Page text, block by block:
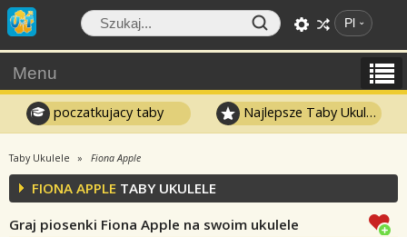
Pl
Menu
poczatkujacy taby Najlepsze Taby Ukulele
Taby Ukulele Fiona Apple
FIONA APPLE TABY UKULELE
Graj piosenki Fiona Apple na swoim ukulele